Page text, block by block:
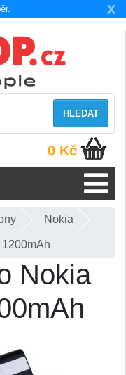
X
HLEDAT
0 Kč
Nokia
Nokia